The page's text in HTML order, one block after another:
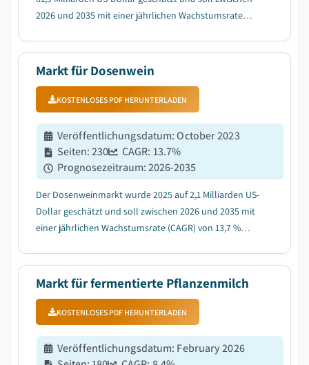
2026 und 2035 mit einer jährlichen Wachstumsrate
Markt für Dosenwein
KOSTENLOSES PDF HERUNTERLADEN
Veröffentlichungsdatum:October 2023
Seiten:230 CAGR: 13.7%
Prognosezeitraum:2026-2035
Der Dosenweinmarkt wurde 2025 auf 2,1 Milliarden US-
Dollar geschätzt und soll zwischen 2026 und 2035 mit
einer jährlichen Wachstumsrate (CAGR) von 13,7 %
Markt für fermentierte Pflanzenmilch
KOSTENLOSES PDF HERUNTERLADEN
Veröffentlichungsdatum: February 2026